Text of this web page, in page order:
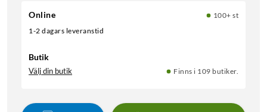
Online
100+ st
1-2 dagars leveranstid
Butik
Välj din butik Finns i 109 butiker.